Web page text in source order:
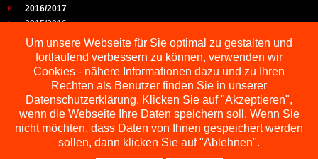
2016/2017
2015/2016
2014/2015
2013/2014
2012/2013
2011/2012
2010/2011
2009/2010
Um unsere Webseite für Sie optimal zu gestalten und
fortlaufend verbessern zu können, verwenden wir
Cookies - nähere Informationen dazu und zu Ihren
Rechten als Benutzer finden Sie in unserer
Datenschutzerklärung. Klicken Sie auf "Akzeptieren",
wenn die Webseite Ihre Daten speichern soll. Wenn Sie
nicht möchten, dass Daten von Ihnen gespeichert werden
sollen, dann klicken Sie auf "Ablehnen".